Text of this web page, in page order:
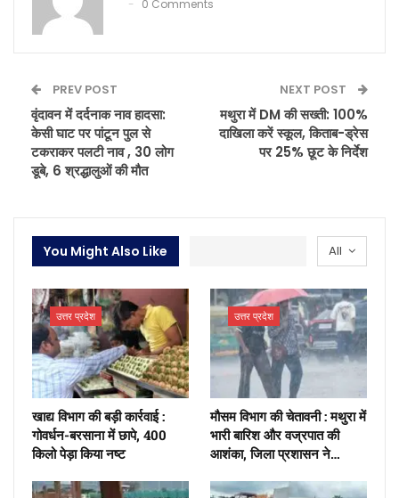
0 Comments
PREV POST
वृंदावन में दर्दनाक नाव हादसा:
केसी घाट पर पांटून पुल से
टकराकर पलटी नाव , 30 लोग
डूबे, 6 श्रद्धालुओं की मौत
NEXT POST
मथुरा में DM की सख्ती: 100%
दाखिला करें स्कूल, किताब-ड्रेस
पर 25% छूट के निर्देश
All
You Might Also Like
उत्तर प्रदेश
खाद्य विभाग की बड़ी कार्रवाई :
गोवर्धन-बरसाना में छापे, 400
किलो पेड़ा किया नष्ट
उत्तर प्रदेश
मौसम विभाग की चेतावनी : मथुरा में
भारी बारिश और वज्रपात की
आशंका, जिला प्रशासन ने…